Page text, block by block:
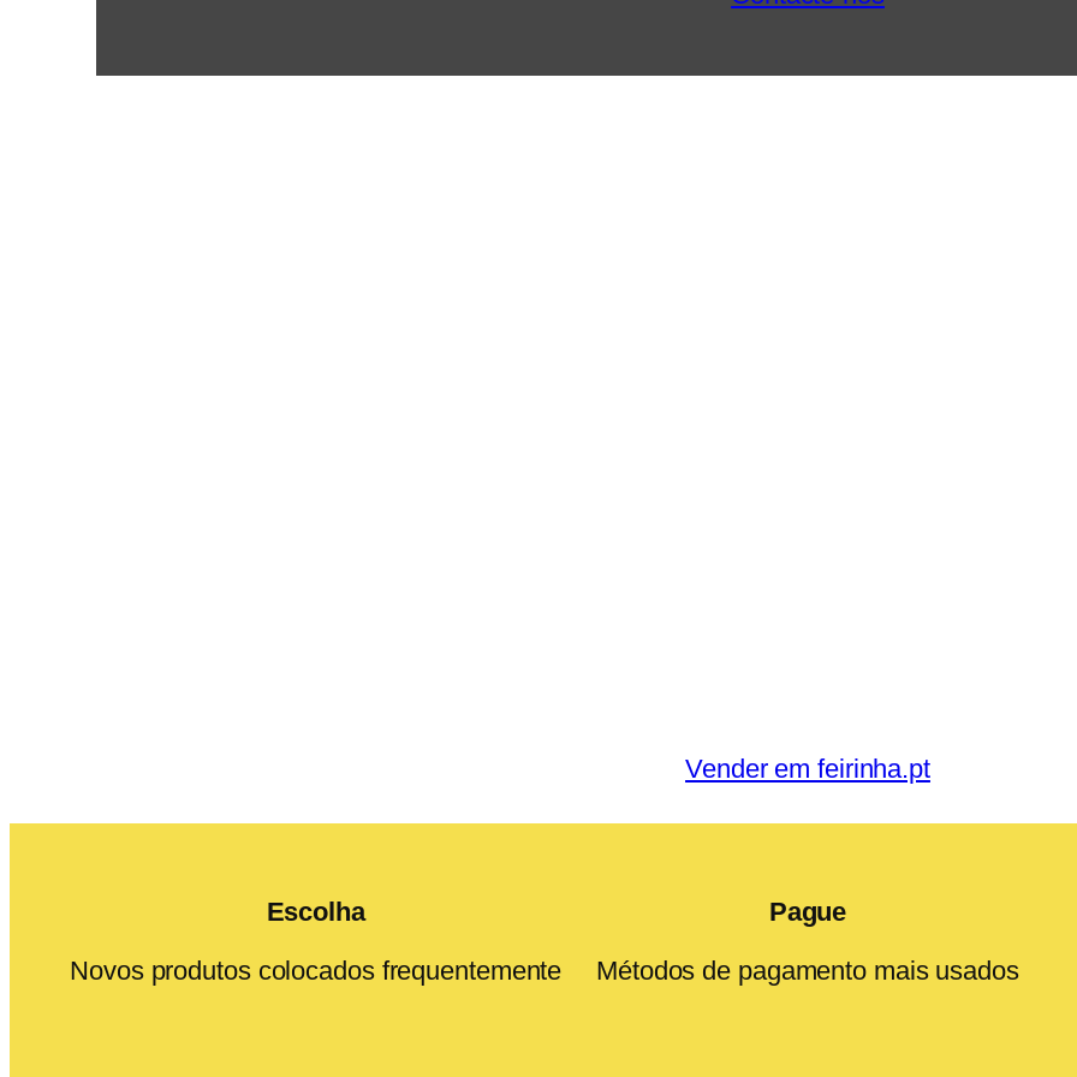
Vender em feirinha.pt
Escolha
Novos produtos colocados frequentemente
Pague
Métodos de pagamento mais usados